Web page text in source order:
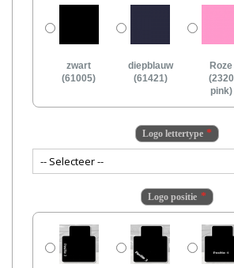
zwart
(61005)
diepblauw
(61421)
Roze
(2320
pink)
Logo lettertype
Logo positie